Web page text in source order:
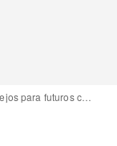
Retail de moda: consejos para futuros candidatos por Training Luxury